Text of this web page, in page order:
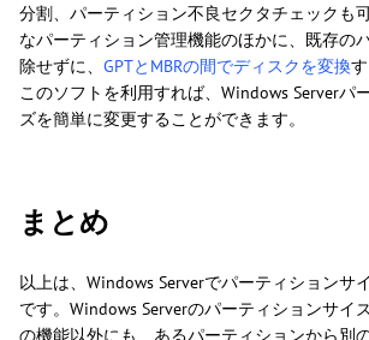
分割、パーティション不良セクタチェックも
なパーティション管理機能のほかに、既存の
除せずに、 GPTとMBRの間でディスクを変換
このソフトを利用すれば、Windows Serverパ
ズを簡単に変更することができます。
まとめ
以上は、Windows Serverでパーティションサ
です。Windows Serverのパーティションサイ
の機能以外にも、あるパーティションから別